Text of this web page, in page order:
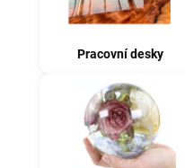
Pracovní desky